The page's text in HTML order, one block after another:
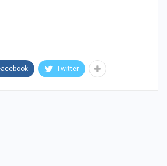
Twitter